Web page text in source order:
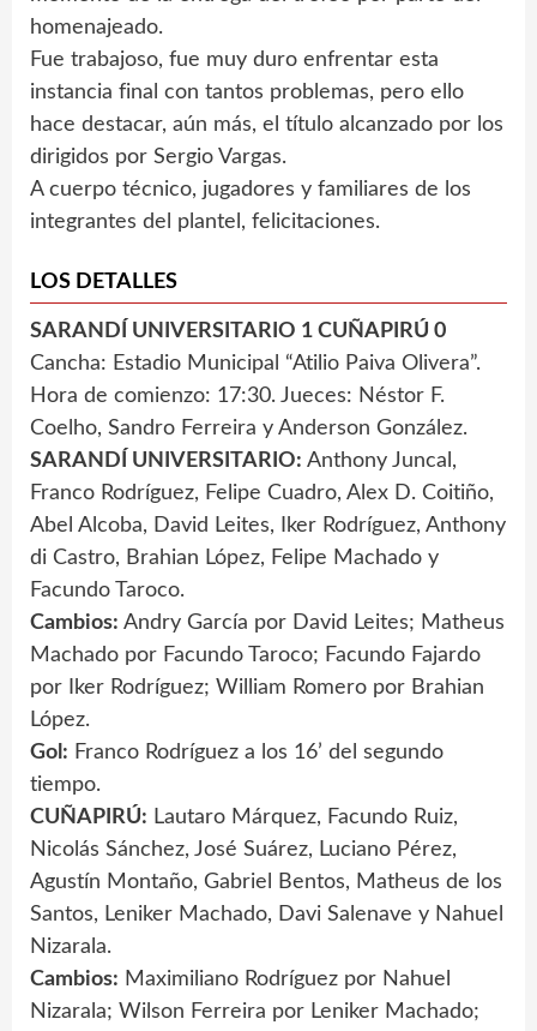
homenajeado.
Fue trabajoso, fue muy duro enfrentar esta
instancia final con tantos problemas, pero ello
hace destacar, aún más, el título alcanzado por los
dirigidos por Sergio Vargas.
A cuerpo técnico, jugadores y familiares de los
integrantes del plantel, felicitaciones.
LOS DETALLES
SARANDÍ UNIVERSITARIO 1 CUÑAPIRÚ 0
Cancha: Estadio Municipal “Atilio Paiva Olivera”.
Hora de comienzo: 17:30. Jueces: Néstor F.
Coelho, Sandro Ferreira y Anderson González.
SARANDÍ UNIVERSITARIO: Anthony Juncal,
Franco Rodríguez, Felipe Cuadro, Alex D. Coitiño,
Abel Alcoba, David Leites, Iker Rodríguez, Anthony
di Castro, Brahian López, Felipe Machado y
Facundo Taroco.
Cambios: Andry García por David Leites; Matheus
Machado por Facundo Taroco; Facundo Fajardo
por Iker Rodríguez; William Romero por Brahian
López.
Gol: Franco Rodríguez a los 16’ del segundo
tiempo.
CUÑAPIRÚ: Lautaro Márquez, Facundo Ruiz,
Nicolás Sánchez, José Suárez, Luciano Pérez,
Agustín Montaño, Gabriel Bentos, Matheus de los
Santos, Leniker Machado, Davi Salenave y Nahuel
Nizarala.
Cambios: Maximiliano Rodríguez por Nahuel
Nizarala; Wilson Ferreira por Leniker Machado;